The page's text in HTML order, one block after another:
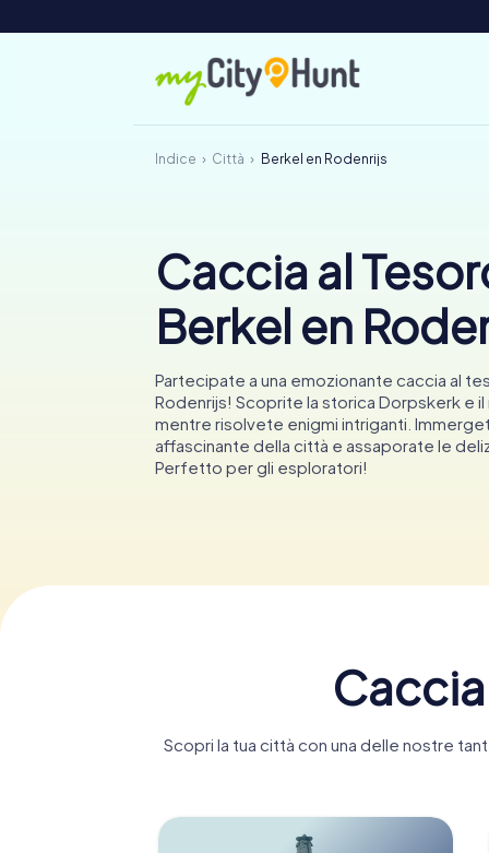
Indice Città Berkel en Rodenrijs
Caccia al
Berkel en
Partecipate a una emozionante caccia al
Rodenrijs! Scoprite la storica Dorpskerk e
mentre risolvete enigmi intriganti.
affascinante della città e assaporate le
Perfetto per gli esploratori!
Scopri la tua città con una delle nostre